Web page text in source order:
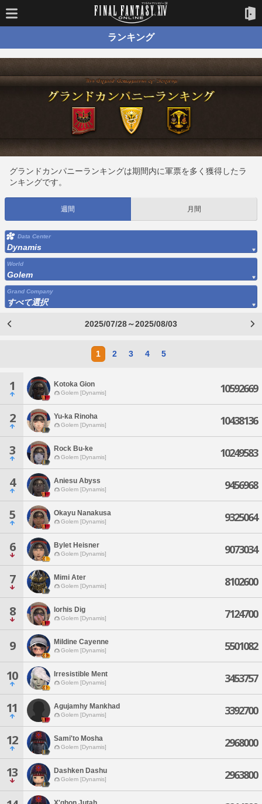
ランキング
グランドカンパニーランキングは期間内に軍票を多く獲得したラ
ンキングです。
週間 月間
Data Center
Dynamis
World
Golem
Grand Company
すべて選択
2025/07/28～2025/08/03
1 2 3 4 5
1 Kotoka Gion
Golem [Dynamis] 10592669
2 Yu-ka Rinoha
Golem [Dynamis] 10438136
3 Rock Bu-ke
Golem [Dynamis] 10249583
4 Aniesu Abyss
Golem [Dynamis] 9456968
5 Okayu Nanakusa
Golem [Dynamis] 9325064
6 Bylet Heisner
Golem [Dynamis] 9073034
7 Mimi Ater
Golem [Dynamis] 8102600
8 Iorhis Dig
Golem [Dynamis] 7124700
9 Mildine Cayenne
Golem [Dynamis] 5501082
10 Irresistible Ment
Golem [Dynamis] 3453757
11 Agujamhy Mankhad
Golem [Dynamis] 3392700
12 Sami'to Mosha
Golem [Dynamis] 2968000
13 Dashken Dashu
Golem [Dynamis] 2963800